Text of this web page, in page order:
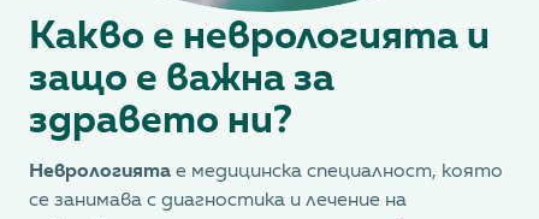
Какво е неврологията и
защо е важна за
здравето ни?
Неврологията е медицинска специалност, която
се занимава с диагностика и лечение на